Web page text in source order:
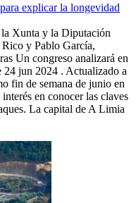
explicar la longevidad
Xunta y la Diputación
y Pablo García,
Un congreso analizará en
24 jun 2024 . Actualizado a
fin de semana de junio en
en conocer las claves
La capital de A Limia